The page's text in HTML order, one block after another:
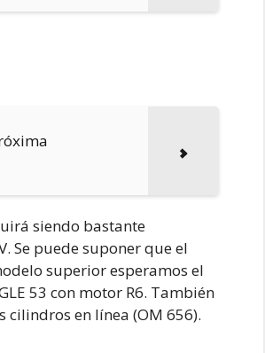
siendo bastante
Se puede suponer que el
superior esperamos el
53 con motor R6. También
cilindros en línea (OM 656).